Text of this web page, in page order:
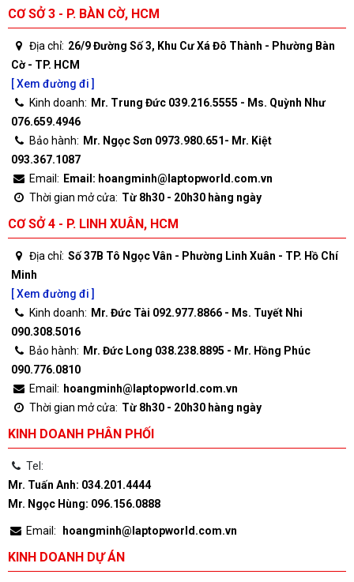
CƠ SỞ 3 - P. BÀN CỜ, HCM
Địa chỉ: 26/9 Đường Số 3, Khu Cư Xá Đô Thành - Phường Bàn
Cờ - TP. HCM
[ Xem đường đi ]
Kinh doanh: Mr. Trung Đức 039.216.5555 - Ms. Quỳnh Như
076.659.4946
Bảo hành: Mr. Ngọc Sơn 0973.980.651- Mr. Kiệt
093.367.1087
Email: Email: hoangminh@laptopworld.com.vn
Thời gian mở cửa: Từ 8h30 - 20h30 hàng ngày
CƠ SỞ 4 - P. LINH XUÂN, HCM
Địa chỉ: Số 37B Tô Ngọc Vân - Phường Linh Xuân - TP. Hồ Chí
Minh
[ Xem đường đi ]
Kinh doanh: Mr. Đức Tài 092.977.8866 - Ms. Tuyết Nhi
090.308.5016
Bảo hành: Mr. Đức Long 038.238.8895 - Mr. Hồng Phúc
090.776.0810
Email: hoangminh@laptopworld.com.vn
Thời gian mở cửa: Từ 8h30 - 20h30 hàng ngày
KINH DOANH PHÂN PHỐI
Tel:
Mr. Tuấn Anh: 034.201.4444
Mr. Ngọc Hùng: 096.156.0888
Email: hoangminh@laptopworld.com.vn
KINH DOANH DỰ ÁN